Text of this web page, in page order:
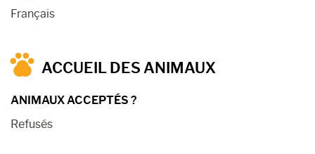
Français
ACCUEIL DES ANIMAUX
ANIMAUX ACCEPTÉS ?
Refusés